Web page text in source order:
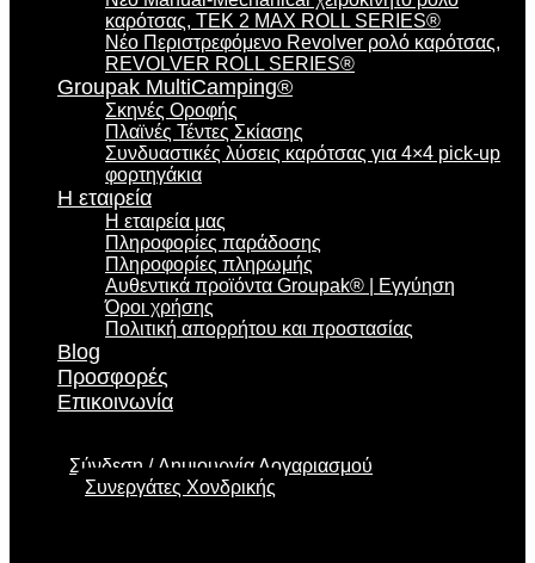
καρότσας, TEK 2 MAX ROLL SERIES®
Νέο Περιστρεφόμενο Revolver ρολό καρότσας,
REVOLVER ROLL SERIES®
Groupak MultiCamping®
Σκηνές Οροφής
Πλαϊνές Τέντες Σκίασης
Συνδυαστικές λύσεις καρότσας για 4×4 pick-up
φορτηγάκια
Η εταιρεία
Η εταιρεία μας
Πληροφορίες παράδοσης
Πληροφορίες πληρωμής
Αυθεντικά προϊόντα Groupak® | Εγγύηση
Όροι χρήσης
Πολιτική απορρήτου και προστασίας
Blog
Προσφορές
Επικοινωνία
Σύνδεση
Δημιουργία Λογαριασμού
Συνεργάτες Χονδρικής